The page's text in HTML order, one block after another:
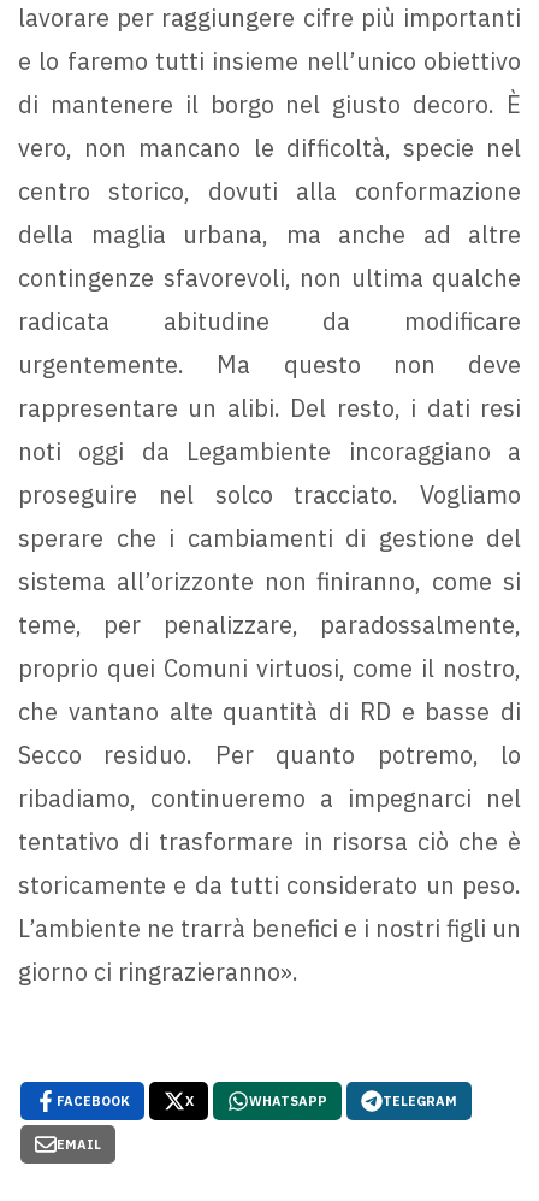
lavorare per raggiungere cifre più importanti
e lo faremo tutti insieme nell’unico obiettivo
di mantenere il borgo nel giusto decoro. È
vero, non mancano le difficoltà, specie nel
centro storico, dovuti alla conformazione
della maglia urbana, ma anche ad altre
contingenze sfavorevoli, non ultima qualche
radicata abitudine da modificare
urgentemente. Ma questo non deve
rappresentare un alibi. Del resto, i dati resi
noti oggi da Legambiente incoraggiano a
proseguire nel solco tracciato. Vogliamo
sperare che i cambiamenti di gestione del
sistema all’orizzonte non finiranno, come si
teme, per penalizzare, paradossalmente,
proprio quei Comuni virtuosi, come il nostro,
che vantano alte quantità di RD e basse di
Secco residuo. Per quanto potremo, lo
ribadiamo, continueremo a impegnarci nel
tentativo di trasformare in risorsa ciò che è
storicamente e da tutti considerato un peso.
L’ambiente ne trarrà benefici e i nostri figli un
giorno ci ringrazieranno».
FACEBOOK X WHATSAPP TELEGRAM
EMAIL